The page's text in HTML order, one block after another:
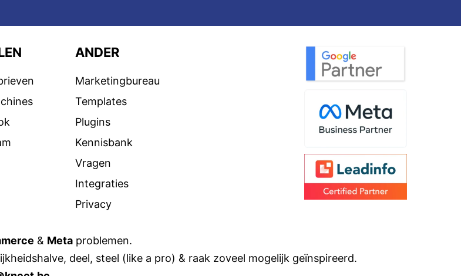
ANDER
Marketingbureau
Templates
Plugins
Kennisbank
Vragen
Integraties
Privacy
& Meta problemen.
deel, steel (like a pro) & raak zoveel mogelijk geïnspireerd.